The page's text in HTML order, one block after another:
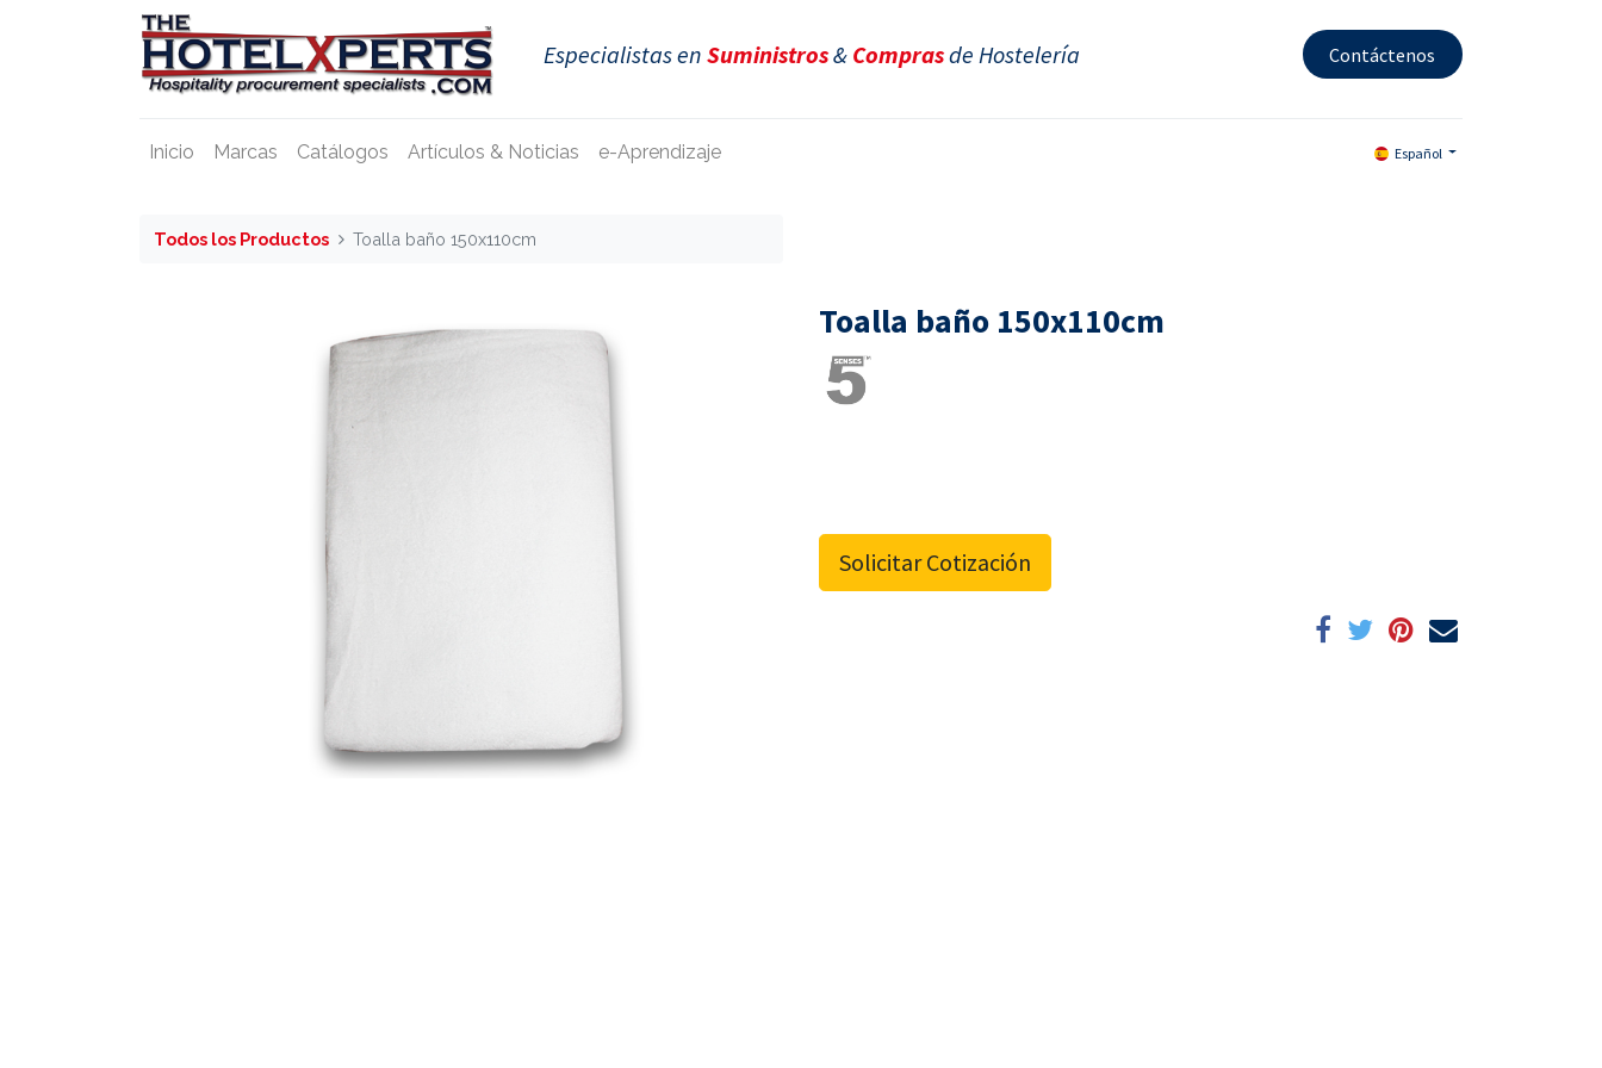
Especialistas en Suministros& Comprasde Hostelería Contáctenos
Inicio Marcas Catálogos Artículos & Noticias e-Aprendizaje Español
Todos los Productos Toalla baño 150x110cm
Toalla baño 150x110cm
Solicitar Cotización